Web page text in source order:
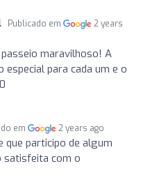
Publicado em
2 years
maravilhoso! A
especial para cada um e o
em 2 years ago
que participo de algum
satisfeita com o